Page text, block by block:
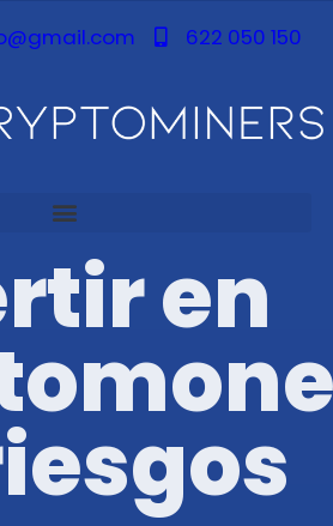
622 050 150
en